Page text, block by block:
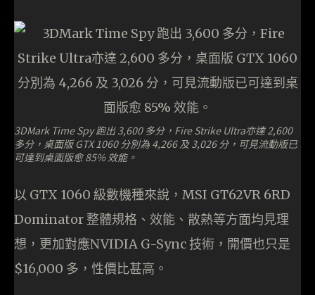
3DMark Time Spy 跑出 3,600 多分，Fire Strike Ultra亦達 2,600
多分，桌面版 GTX 1060 分別為 4,266 及 3,026 分，可見流動版已
可達到桌面版愈 85% 效能。
以 GTX 1060 級數機種來說，MSI GT62VR 6RD
Dominator 整體規格、效能、散熱等方面均見理
想，更加對應NVIDIA G-Sync 技術，開價也只是
$16,000 多，性價比甚高。